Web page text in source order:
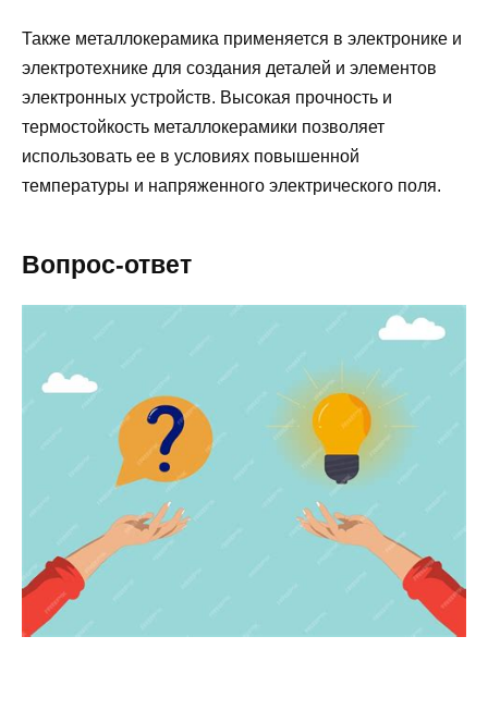
Также металлокерамика применяется в электронике и
электротехнике для создания деталей и элементов
электронных устройств. Высокая прочность и
термостойкость металлокерамики позволяет
использовать ее в условиях повышенной
температуры и напряженного электрического поля.
Вопрос-ответ